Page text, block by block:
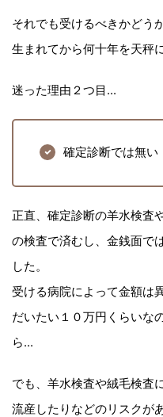
それでも受けるべきかどう
生まれてから何十年を天秤
迷った理由２つ目...
確定診断では無い
正直、確定診断の羊水検査
の検査で済むし、金銭面で
した。
受ける病院によって金額は
だいたい１０万円くらいな
ら...
でも、羊水検査や絨毛検査
流産したりなどのリスクが